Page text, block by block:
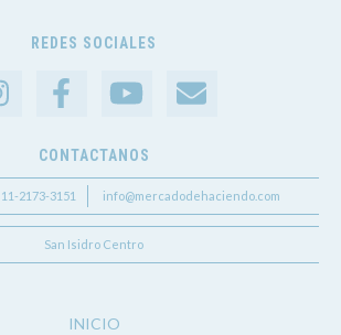
REDES SOCIALES
CONTACTANOS
2173-3151 info@mercadodehaciendo.com
San Isidro Centro
INICIO